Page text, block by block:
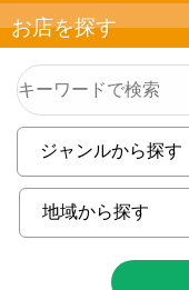
お店を探す